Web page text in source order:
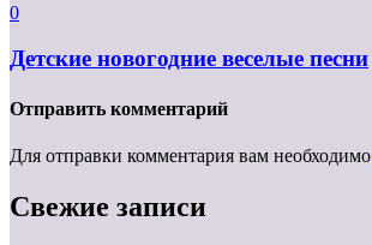
0
Детские новогодние веселые песни
Отправить комментарий
Для отправки комментария вам необходимо
Свежие записи